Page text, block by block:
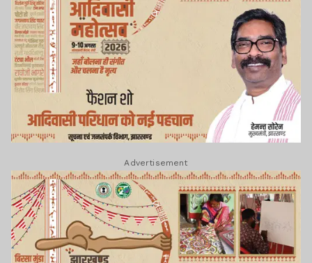
Advertisement